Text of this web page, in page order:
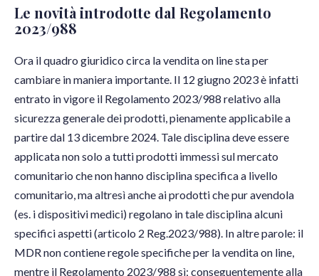
Le novità introdotte dal Regolamento
2023/988
Ora il quadro giuridico circa la vendita on line sta per
cambiare in maniera importante. Il 12 giugno 2023 è infatti
entrato in vigore il Regolamento 2023/988 relativo alla
sicurezza generale dei prodotti, pienamente applicabile a
partire dal 13 dicembre 2024. Tale disciplina deve essere
applicata non solo a tutti prodotti immessi sul mercato
comunitario che non hanno disciplina specifica a livello
comunitario, ma altresì anche ai prodotti che pur avendola
(es. i dispositivi medici) regolano in tale disciplina alcuni
specifici aspetti (articolo 2 Reg.2023/988). In altre parole: il
MDR non contiene regole specifiche per la vendita on line,
mentre il Regolamento 2023/988 sì; conseguentemente alla